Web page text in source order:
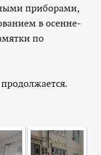
приборами,
в осенне-
по